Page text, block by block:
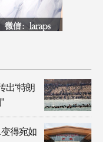
出“特朗
得宛如